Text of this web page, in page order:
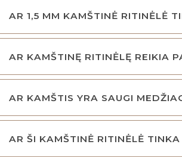
AR 1,5 MM KAMŠTINĖ RITINĖLĖ
AR KAMŠTINĘ RITINĖLĘ REIKIA
AR KAMŠTIS YRA SAUGI
AR ŠI KAMŠTINĖ RITINĖLĖ